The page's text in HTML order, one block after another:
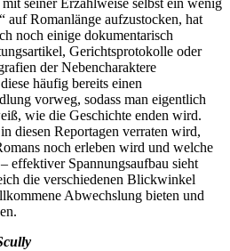
seiner Erzählweise selbst ein wenig
auf Romanlänge aufzustocken, hat
noch einige dokumentarisch
Gerichtsprotokolle oder
der Nebencharaktere
häufig bereits einen
vorweg, sodass man eigentlich
wie die Geschichte enden wird.
diesen Reportagen verraten wird,
noch erleben wird und welche
effektiver Spannungsaufbau sieht
die verschiedenen Blickwinkel
Abwechslung bieten und